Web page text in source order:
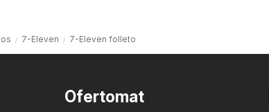
7-Eleven 7-Eleven folleto
Ofertomat